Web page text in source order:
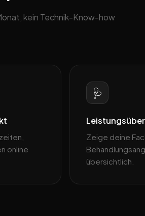
kein Technik-Know-how
online
🩺
Zeige deine
übersichtlich.